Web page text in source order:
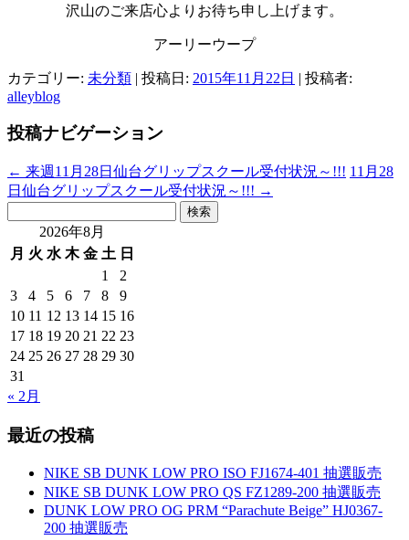
沢山のご来店心よりお待ち申し上げます。
アーリーウープ
カテゴリー: 未分類 | 投稿日: 2015年11月22日 | 投稿者:
alleyblog
投稿ナビゲーション
← 来週11月28日仙台グリップスクール受付状況～!!! 11月28
日仙台グリップスクール受付状況～!!! →
2026年8月
月 火 水 木 金 土 日
1
2
3
4 5 6 7 8
9
10 11 12 13 14 15 16
17 18 19 20 21 22 23
24 25 26 27 28 29 30
31
« 2月
最近の投稿
NIKE SB DUNK LOW PRO ISO FJ1674-401 抽選販売
NIKE SB DUNK LOW PRO QS FZ1289-200 抽選販売
DUNK LOW PRO OG PRM “Parachute Beige” HJ0367-
200 抽選販売